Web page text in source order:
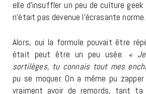
elle d’insuffler un peu de culture
n’était pas devenue l’écrasante norme.
Alors, oui la formule pouvait être
était peut être un peu usée. «
sortilèges, tu connais tout mes
pu se moquer. On a même pu
vraiment avoir de remords, tant ta